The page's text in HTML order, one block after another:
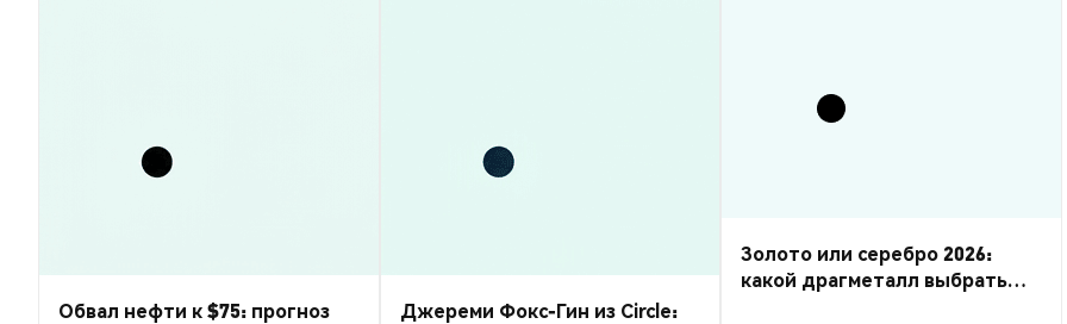
Обвал нефти к $75: прогноз
Джереми Фокс-Гин из Circle:
Золото или серебро 2026:
какой драгметалл выбрать